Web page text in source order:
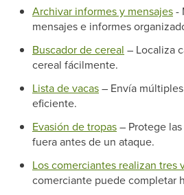
Archivar informes y mensajes-
mensajes e informes
Buscador de cereal – Localiza
cereal fácilmente.
Lista de vacas– Envía
eficiente.
Evasión de tropas– Protege
fuera antes de un ataque.
Los comerciantes realizan tres
comerciante puede completar